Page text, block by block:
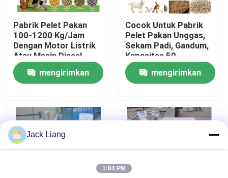
Wisata pabrik
Kontrol kualitas
Hubungi kami
Quote request suatu
Mesin Pabrik Pelet
Pabrik Pelet Pakan
100-1200 Kg/Jam
Dengan Motor Listrik
Atau Mesin Diesel
mengirimkan
Cocok Untuk Pabrik
Pelet Pakan Unggas,
Sekam Padi, Gandum,
Kapasitas 50-
1200kg/Jam
mengirimkan
Jack Liang
1:04 PM